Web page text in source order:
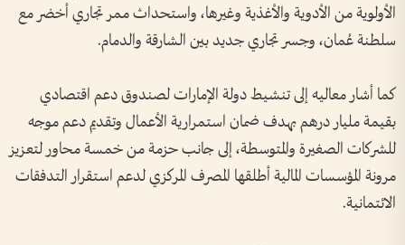
الأولوية من الأدوية والأغذية وغيرها، واستحداث ممر تجاري أخضر مع
سلطنة عُمان، وجسر تجاري جديد بين الشارقة والدمام.
كما أشار معاليه إلى تنشيط دولة الإمارات لصندوق دعم اقتصادي
بقيمة مليار درهم بهدف ضمان استمرارية الأعمال وتقديم دعم موجه
للشركات الصغيرة والمتوسطة، إلى جانب حزمة من خمسة محاور لتعزيز
مرونة المؤسسات المالية أطلقها المصرف المركزي لدعم استقرار التدفقات
الائتمانية.